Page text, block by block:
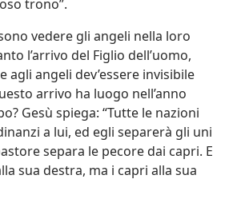
trono”.
vedere gli angeli nella loro
l’arrivo del Figlio dell’uomo,
agli angeli dev’essere invisibile
arrivo ha luogo nell’anno
Gesù spiega: “Tutte le nazioni
a lui, ed egli separerà gli uni
separa le pecore dai capri. E
sua destra, ma i capri alla sua